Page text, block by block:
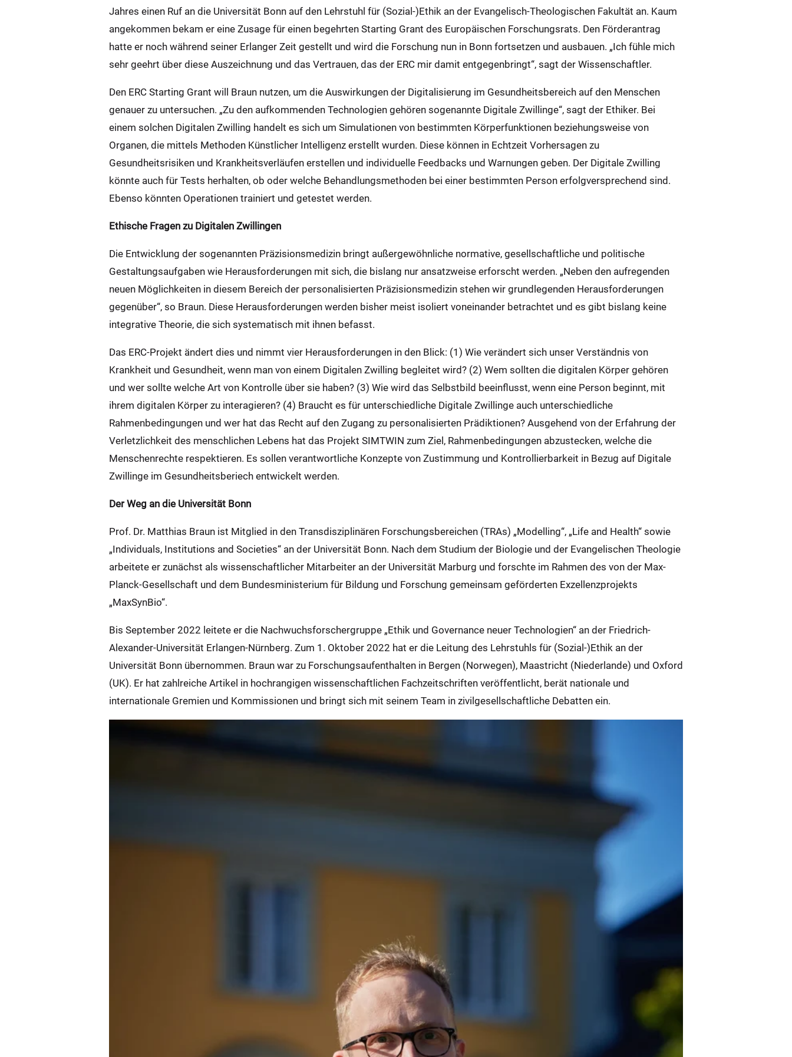
Jahres einen Ruf an die Universität Bonn auf den Lehrstuhl für (Sozial-)Ethik an der Evangelisch-Theologischen Fakultät an. Kaum
angekommen bekam er eine Zusage für einen begehrten Starting Grant des Europäischen Forschungsrats. Den Förderantrag
hatte er noch während seiner Erlanger Zeit gestellt und wird die Forschung nun in Bonn fortsetzen und ausbauen. „Ich fühle mich
sehr geehrt über diese Auszeichnung und das Vertrauen, das der ERC mir damit entgegenbringt“, sagt der Wissenschaftler.
Den ERC Starting Grant will Braun nutzen, um die Auswirkungen der Digitalisierung im Gesundheitsbereich auf den Menschen
genauer zu untersuchen. „Zu den aufkommenden Technologien gehören sogenannte Digitale Zwillinge“, sagt der Ethiker. Bei
einem solchen Digitalen Zwilling handelt es sich um Simulationen von bestimmten Körperfunktionen beziehungsweise von
Organen, die mittels Methoden Künstlicher Intelligenz erstellt wurden. Diese können in Echtzeit Vorhersagen zu
Gesundheitsrisiken und Krankheitsverläufen erstellen und individuelle Feedbacks und Warnungen geben. Der Digitale Zwilling
könnte auch für Tests herhalten, ob oder welche Behandlungsmethoden bei einer bestimmten Person erfolgversprechend sind.
Ebenso könnten Operationen trainiert und getestet werden.
Ethische Fragen zu Digitalen Zwillingen
Die Entwicklung der sogenannten Präzisionsmedizin bringt außergewöhnliche normative, gesellschaftliche und politische
Gestaltungsaufgaben wie Herausforderungen mit sich, die bislang nur ansatzweise erforscht werden. „Neben den aufregenden
neuen Möglichkeiten in diesem Bereich der personalisierten Präzisionsmedizin stehen wir grundlegenden Herausforderungen
gegenüber“, so Braun. Diese Herausforderungen werden bisher meist isoliert voneinander betrachtet und es gibt bislang keine
integrative Theorie, die sich systematisch mit ihnen befasst.
Das ERC-Projekt ändert dies und nimmt vier Herausforderungen in den Blick: (1) Wie verändert sich unser Verständnis von
Krankheit und Gesundheit, wenn man von einem Digitalen Zwilling begleitet wird? (2) Wem sollten die digitalen Körper gehören
und wer sollte welche Art von Kontrolle über sie haben? (3) Wie wird das Selbstbild beeinflusst, wenn eine Person beginnt, mit
ihrem digitalen Körper zu interagieren? (4) Braucht es für unterschiedliche Digitale Zwillinge auch unterschiedliche
Rahmenbedingungen und wer hat das Recht auf den Zugang zu personalisierten Prädiktionen? Ausgehend von der Erfahrung der
Verletzlichkeit des menschlichen Lebens hat das Projekt SIMTWIN zum Ziel, Rahmenbedingungen abzustecken, welche die
Menschenrechte respektieren. Es sollen verantwortliche Konzepte von Zustimmung und Kontrollierbarkeit in Bezug auf Digitale
Zwillinge im Gesundheitsberiech entwickelt werden.
Der Weg an die Universität Bonn
Prof. Dr. Matthias Braun ist Mitglied in den Transdisziplinären Forschungsbereichen (TRAs) „Modelling“, „Life and Health“ sowie
„Individuals, Institutions and Societies“ an der Universität Bonn. Nach dem Studium der Biologie und der Evangelischen Theologie
arbeitete er zunächst als wissenschaftlicher Mitarbeiter an der Universität Marburg und forschte im Rahmen des von der Max-
Planck-Gesellschaft und dem Bundesministerium für Bildung und Forschung gemeinsam geförderten Exzellenzprojekts
„MaxSynBio“.
Bis September 2022 leitete er die Nachwuchsforschergruppe „Ethik und Governance neuer Technologien“ an der Friedrich-
Alexander-Universität Erlangen-Nürnberg. Zum 1. Oktober 2022 hat er die Leitung des Lehrstuhls für (Sozial-)Ethik an der
Universität Bonn übernommen. Braun war zu Forschungsaufenthalten in Bergen (Norwegen), Maastricht (Niederlande) und Oxford
(UK). Er hat zahlreiche Artikel in hochrangigen wissenschaftlichen Fachzeitschriften veröffentlicht, berät nationale und
internationale Gremien und Kommissionen und bringt sich mit seinem Team in zivilgesellschaftliche Debatten ein.